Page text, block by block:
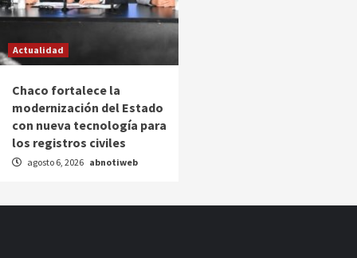
Actualidad
Chaco fortalece la
modernización del Estado
con nueva tecnología para
los registros civiles
agosto 6, 2026 abnotiweb